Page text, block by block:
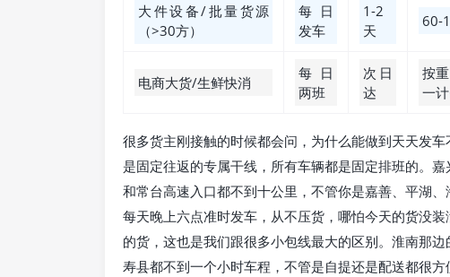
大件设备/批量货源
（>30方）
每日
发车
1-2
天
60-
电商大货/生鲜快消
每日
两班
次日
达
按
一
很多货主刚接触的时候都会问，为什么能做到天天发
是固定往返的专属干线，所有车辆都是固定排班的。
和常台高速入口都不到十公里，不管你是嘉善、平湖
每天晚上六点准时发车，从不压货，哪怕今天的货没
的货，这也是我们跟很多小包线最大的区别。淮南那
寿县都不到一个小时车程，不管是自提还是配送都很方